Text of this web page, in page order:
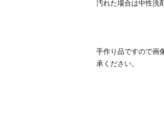
手作り品ですので画
承ください。